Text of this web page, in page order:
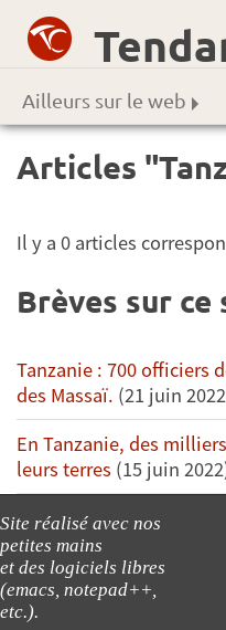
Ailleurs sur le web
Articles
Il y a 0 articles
Brèves sur ce
Tanzanie : 700 officiers
des Massaï. (21 juin
En Tanzanie, des
leurs terres (15 juin
Site réalisé avec nos
petites mains
et des logiciels libres
(emacs, notepad++,
etc.).